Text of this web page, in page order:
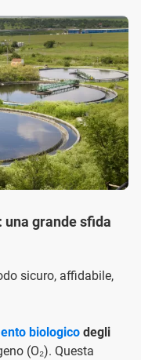
grande sfida
sicuro, affidabile,
biologico degli
(O₂). Questa